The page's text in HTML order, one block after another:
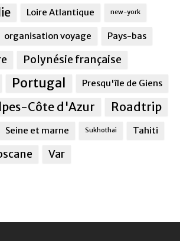
Loire Atlantique new-york
organisation voyage Pays-bas
Polynésie française
Portugal Presqu'île de Giens
Côte d'Azur Roadtrip
Seine et marne Sukhothai Tahiti
Var